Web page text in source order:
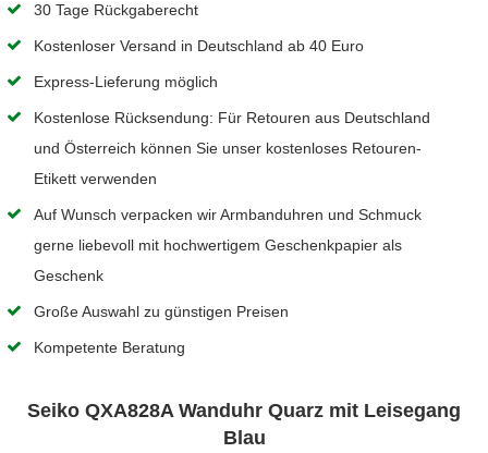
30 Tage Rückgaberecht
Kostenloser Versand in Deutschland ab 40 Euro
Express-Lieferung möglich
Kostenlose Rücksendung: Für Retouren aus Deutschland
und Österreich können Sie unser kostenloses Retouren-
Etikett verwenden
Auf Wunsch verpacken wir Armbanduhren und Schmuck
gerne liebevoll mit hochwertigem Geschenkpapier als
Geschenk
Große Auswahl zu günstigen Preisen
Kompetente Beratung
Seiko QXA828A Wanduhr Quarz mit Leisegang
Blau